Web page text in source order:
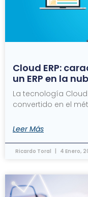
Cloud ERP:
un ERP en la
La tecnología
convertido en el
Leer Más
Ricardo Toral 4 Enero,